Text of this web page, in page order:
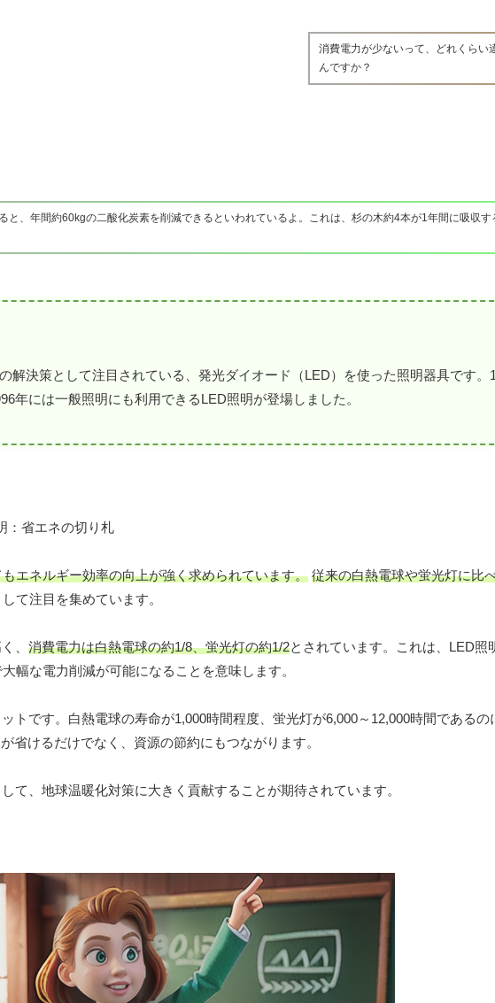
消費電力が少ないって、どれくらい
んですか？
と、年間約60kgの二酸化炭素を削減できるといわれているよ。これは、杉の木約4本が1年間に吸収
解決策として注目されている、発光ダイオード（LED）を使った照明器具です。
年には一般照明にも利用できるLED照明が登場しました。
エネルギー効率の向上が強く求められています。 従来の白熱電球や蛍光灯に比
て注目を集めています。
、 消費電力は白熱電球の約1/8、蛍光灯の約1/2とされています。これは、LED照
幅な電力削減が可能になることを意味します。
トです。白熱電球の寿命が1,000時間程度、蛍光灯が6,000～12,000時間であるの
省けるだけでなく、資源の節約にもつながります。
て、地球温暖化対策に大きく貢献することが期待されています。